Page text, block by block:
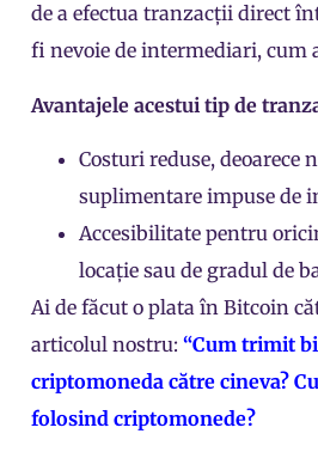
de a efectua tranzacții direct
fi nevoie de intermediari, cum
Avantajele acestui tip de
Costuri reduse, deoarece
suplimentare impuse de
Accesibilitate pentru
locație sau de gradul de
Ai de făcut o plata în Bitcoin
articolul nostru: “Cum trimit
criptomoneda către cineva?
folosind criptomonede?